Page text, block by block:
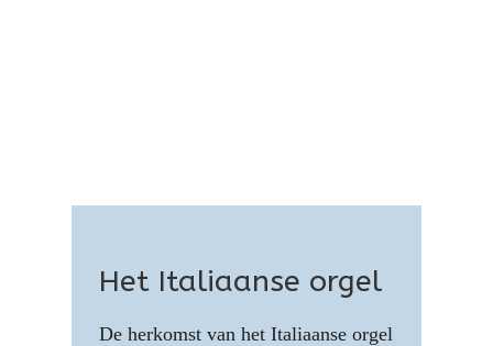
Het Italiaanse orgel
De herkomst van het Italiaanse orgel